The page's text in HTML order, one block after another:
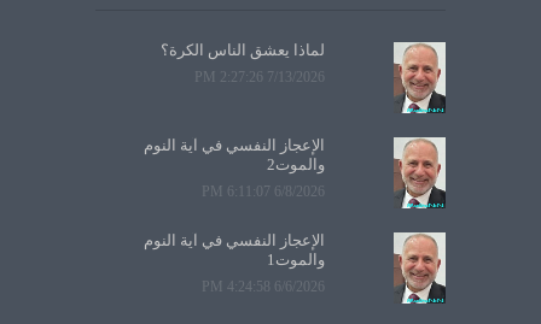
لماذا يعشق الناس الكرة؟
7/13/2026 2:27:26 PM
الإعجاز النفسي في آية النوم
والموت2
6/8/2026 6:11:07 PM
الإعجاز النفسي في آية النوم
والموت1
6/6/2026 4:24:58 PM